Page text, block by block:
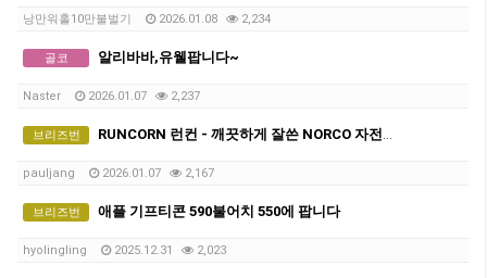
낭만워홀10만불벌기 2026.01.08 2,234
골코 알리바바,유웰팝니다~
Naster 2026.01.07 2,237
브리즈번 RUNCORN 런컨 - 깨끗하게 잘쓴 NORCO 자전거 150달러팝니다(조미료공짜로드립니다 오픈채팅 링크로)
pauljang 2026.01.07 2,167
브리즈번 애플 기프티콘 590불어치 550에 팝니다
hyolingling 2025.12.31 2,023